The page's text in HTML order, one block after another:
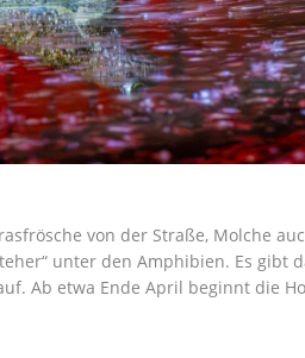
von der Straße, Molche
unter den Amphibien. Es gibt
Ab etwa Ende April beginnt die